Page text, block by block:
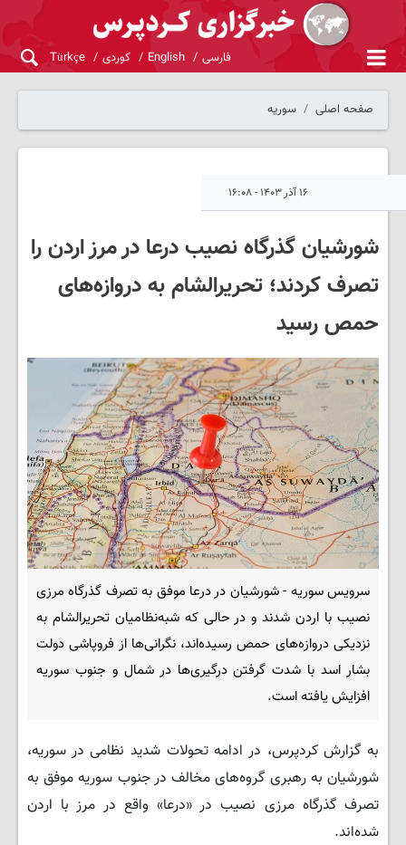
فارسی English کوردی Türkçe
صفحه اصلی سوریه
۱۶ آذر ۱۴۰۳ - ۱۶:۰۸
شورشیان گذرگاه نصیب درعا در مرز اردن را
تصرف کردند؛ تحریرالشام به دروازه‌های
حمص رسید
سرویس سوریه - ‌شورشیان در درعا موفق به تصرف گذرگاه مرزی
نصیب با اردن شدند و در حالی که شبه‌نظامیان تحریرالشام به
نزدیکی دروازه‌های حمص رسیده‌اند، نگرانی‌ها از فروپاشی دولت
بشار اسد با شدت گرفتن درگیری‌ها در شمال و جنوب سوریه
افزایش یافته است.
به گزارش کردپرس، در ادامه تحولات شدید نظامی در سوریه،
شورشیان به رهبری گروه‌های مخالف در جنوب سوریه موفق به
تصرف گذرگاه مرزی نصیب در «درعا» واقع در مرز با اردن
شده‌اند.